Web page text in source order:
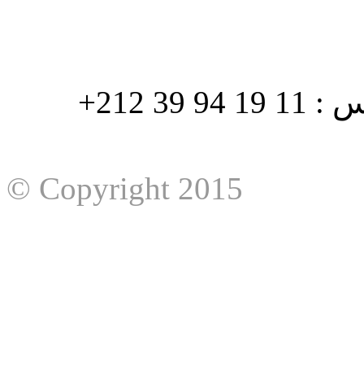
هاتف : 90/88 32 94 39 212+ فاكس : 11 19 94 39 212+
© Copyright 2015